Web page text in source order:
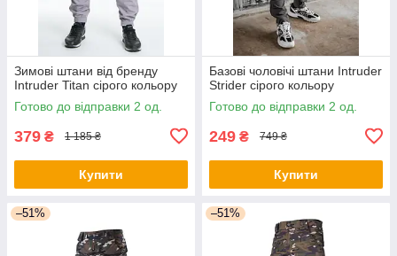
Зимові штани від бренду
Intruder Titan сірого кольору
Готово до відправки 2 од.
379 ₴ 1 185 ₴
Купити
Базові чоловічі штани Intruder
Strider сірого кольору
Готово до відправки 2 од.
249 ₴ 749 ₴
Купити
–51% –51%